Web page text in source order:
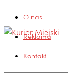
O nas
Reklama
Kontakt